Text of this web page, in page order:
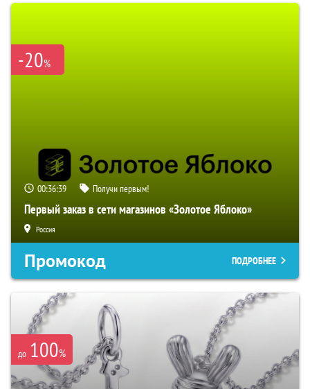
-20%
00:36:38 Получи первым!
Первый заказ в сети магазинов «Золотое Яблоко»
Россия
Промокод ПОДРОБНЕЕ
до 100%